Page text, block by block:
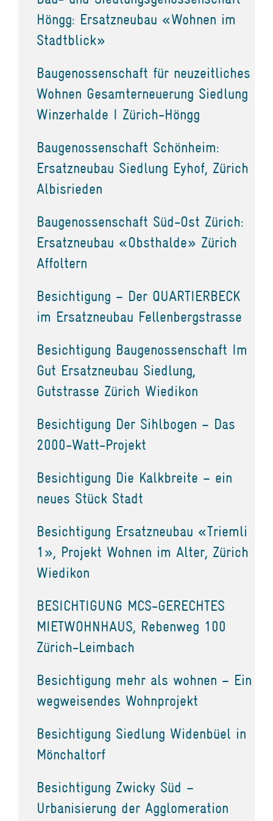
Höngg: Ersatzneubau «Wohnen im
Stadtblick»
Baugenossenschaft für neuzeitliches
Wohnen Gesamterneuerung Siedlung
Winzerhalde I Zürich-Höngg
Baugenossenschaft Schönheim:
Ersatzneubau Siedlung Eyhof, Zürich
Albisrieden
Baugenossenschaft Süd-Ost Zürich:
Ersatzneubau «Obsthalde» Zürich
Affoltern
Besichtigung – Der QUARTIERBECK
im Ersatzneubau Fellenbergstrasse
Besichtigung Baugenossenschaft Im
Gut Ersatzneubau Siedlung,
Gutstrasse Zürich Wiedikon
Besichtigung Der Sihlbogen – Das
2000-Watt-Projekt
Besichtigung Die Kalkbreite – ein
neues Stück Stadt
Besichtigung Ersatzneubau «Triemli
1», Projekt Wohnen im Alter, Zürich
Wiedikon
BESICHTIGUNG MCS-GERECHTES
MIETWOHNHAUS, Rebenweg 100
Zürich-Leimbach
Besichtigung mehr als wohnen – Ein
wegweisendes Wohnprojekt
Besichtigung Siedlung Widenbüel in
Mönchaltorf
Besichtigung Zwicky Süd –
Urbanisierung der Agglomeration